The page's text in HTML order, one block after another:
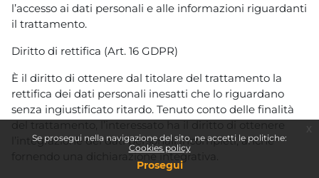
Se prosegui nella navigazione del sito, ne accetti le politiche:
Cookies policy
Prosegui
l’accesso ai dati personali e alle informazioni riguardanti
il trattamento.
Diritto di rettifica (Art. 16 GDPR)
È il diritto di ottenere dal titolare del trattamento la
rettifica dei dati personali inesatti che lo riguardano
senza ingiustificato ritardo. Tenuto conto delle finalità
l’integrazione dei dati personali incompleti, anche
fornendo una dichiarazione integrativa.